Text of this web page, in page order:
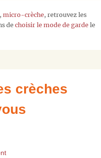
, micro-crèche, retrouvez les
de choisir le mode de garde le
crèches